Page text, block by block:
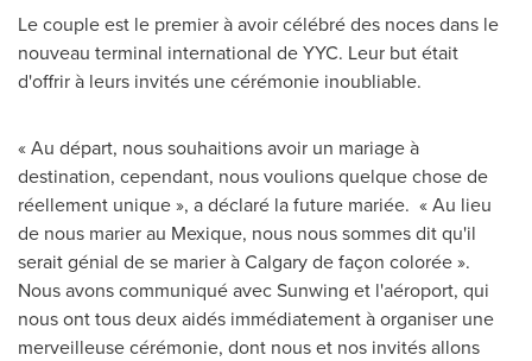
Le couple est le premier à avoir célébré des noces dans le
nouveau terminal international de YYC. Leur but était
d'offrir à leurs invités une cérémonie inoubliable.
« Au départ, nous souhaitions avoir un mariage à
destination, cependant, nous voulions quelque chose de
réellement unique », a déclaré la future mariée. « Au lieu
de nous marier au Mexique, nous nous sommes dit qu'il
serait génial de se marier àCalgaryde façon colorée ».
Nous avons communiqué avec Sunwing et l'aéroport, qui
nous ont tous deux aidés immédiatement à organiser une
merveilleuse cérémonie, dont nous et nos invités allons